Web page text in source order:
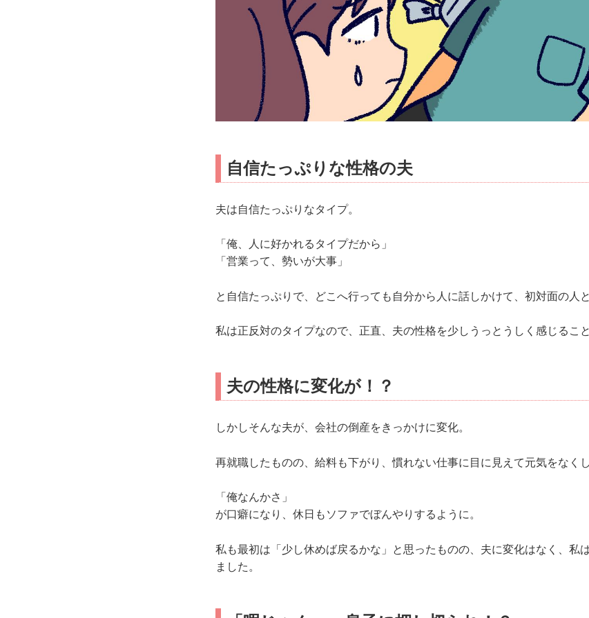
自信たっぷりな性格の夫
夫は自信たっぷりなタイプ。
「俺、人に好かれるタイプだから」
「営業って、勢いが大事」
と自信たっぷりで、どこへ行っても自分から人に話しかけて、初対面の人
私は正反対のタイプなので、正直、夫の性格を少しうっとうしく感じるこ
夫の性格に変化が！？
しかしそんな夫が、会社の倒産をきっかけに変化。
再就職したものの、給料も下がり、慣れない仕事に目に見えて元気をなくし
「俺なんかさ」
が口癖になり、休日もソファでぼんやりするように。
私も最初は「少し休めば戻るかな」と思ったものの、夫に変化はなく、私
ました。